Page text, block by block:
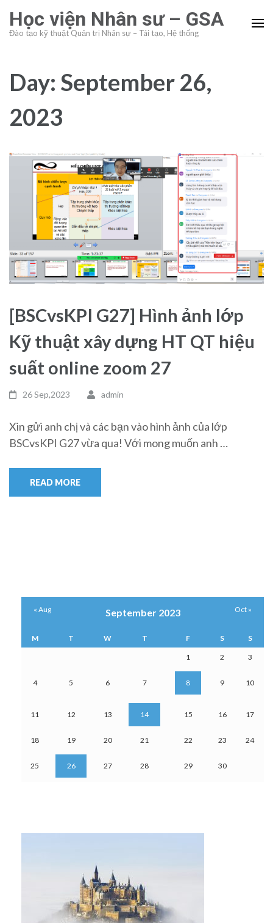
content
Enter)
Học viện Nhân sư – GSA
Đào tạo kỹ thuật Quản trị Nhân sự – Tái tạo, Hệ thống
Day: September 26,
2023
[BSCvsKPI G27] Hình ảnh lớp
Kỹ thuật xây dựng HT QT hiệu
suất online zoom 27
26 Sep,2023 admin
Xin gửi anh chị và các bạn vào hình ảnh của lớp
BSCvsKPI G27 vừa qua! Với mong muốn anh …
READ MORE
September 2023
M T W T F S S
1 2 3
4 5 6 7 8 9 10
11 12 13 14 15 16 17
18 19 20 21 22 23 24
25 26 27 28 29 30
« Aug Oct »